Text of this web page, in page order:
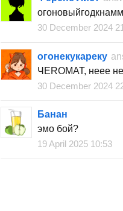
30 December 2024
огонекукареку
ЧЕROMAT, неее
30 December 2024
Банан
эмо бой?
19 April 2025 10:53